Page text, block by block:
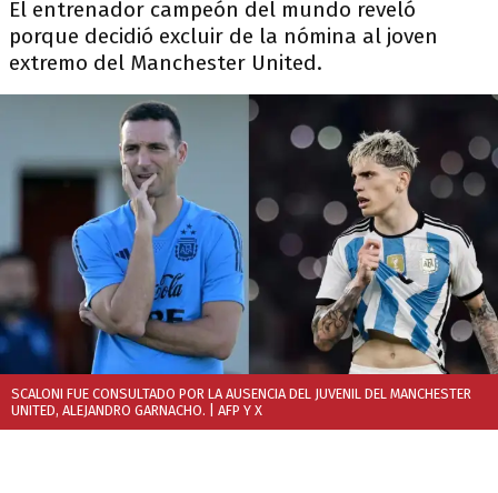
El entrenador campeón del mundo reveló
porque decidió excluir de la nómina al joven
extremo del Manchester United.
SCALONI FUE CONSULTADO POR LA AUSENCIA DEL JUVENIL DEL MANCHESTER
UNITED, ALEJANDRO GARNACHO. | AFP Y X